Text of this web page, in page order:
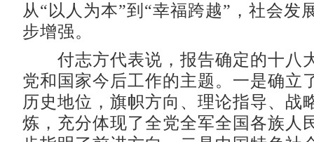
从“以人为本”到“幸福跨越”，社会发
步增强。
付志方代表说，报告确定的十八
党和国家今后工作的主题。一是确立
历史地位，旗帜方向、理论指导、战
炼，充分体现了全党全军全国各族人